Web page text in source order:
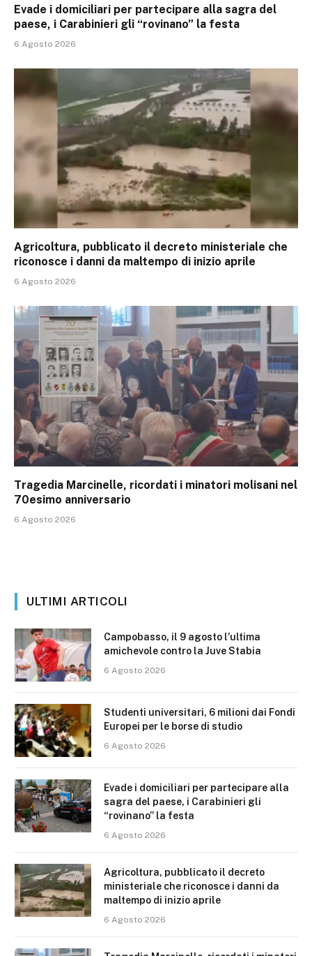
Evade i domiciliari per partecipare alla sagra del
paese, i Carabinieri gli “rovinano” la festa
6 Agosto 2026
Agricoltura, pubblicato il decreto ministeriale che
riconosce i danni da maltempo di inizio aprile
6 Agosto 2026
Tragedia Marcinelle, ricordati i minatori molisani nel
70esimo anniversario
6 Agosto 2026
ULTIMI ARTICOLI
Campobasso, il 9 agosto l’ultima
amichevole contro la Juve Stabia
6 Agosto 2026
Studenti universitari, 6 milioni dai Fondi
Europei per le borse di studio
6 Agosto 2026
Evade i domiciliari per partecipare alla
sagra del paese, i Carabinieri gli
“rovinano” la festa
6 Agosto 2026
Agricoltura, pubblicato il decreto
ministeriale che riconosce i danni da
maltempo di inizio aprile
6 Agosto 2026